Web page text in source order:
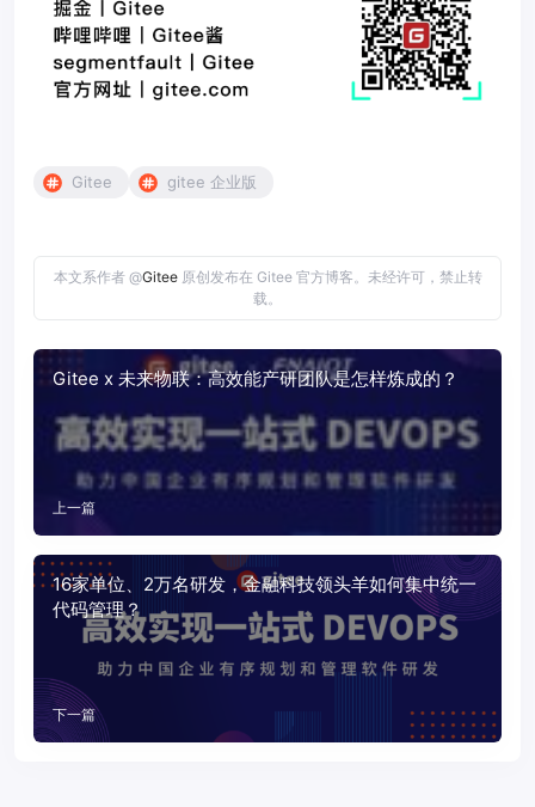
Gitee gitee 企业版
本文系作者 @Gitee原创发布在 Gitee 官方博客。未经许可，禁止转
载。
Gitee x 未来物联：高效能产研团队是怎样炼成的？
上一篇
16家单位、2万名研发，金融科技领头羊如何集中统一
代码管理？
下一篇